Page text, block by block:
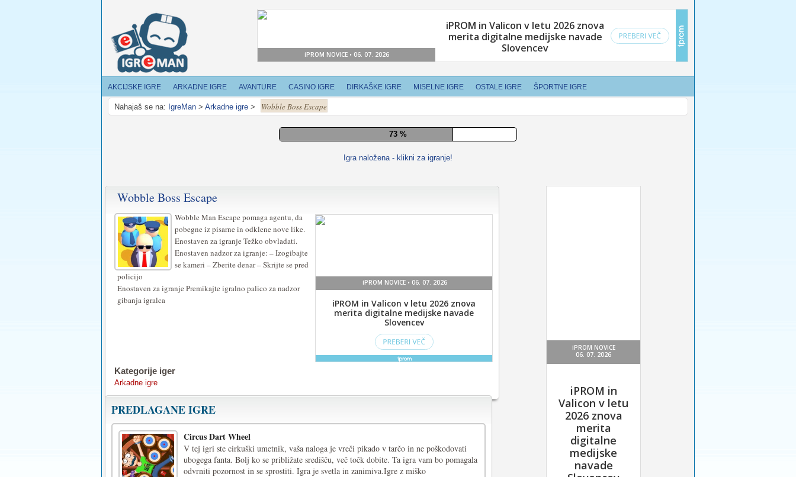
AKCIJSKE IGRE ARKADNE IGRE AVANTURE CASINO IGRE DIRKAŠKE IGRE MISELNE IGRE OSTALE IGRE ŠPORTNE IGRE
Nahajaš se na: IgreMan > Arkadne igre > Wobble Boss Escape
79 %
Igra naložena - klikni za igranje!
Wobble Boss Escape
Wobble Man Escape pomaga agentu, da
pobegne iz pisarne in odklene nove like.
Enostaven za igranje Težko obvladati.
Enostaven nadzor za igranje: – Izogibajte
se kameri – Zberite denar – Skrijte se pred
policijo
Enostaven za igranje Premikajte igralno palico za nadzor
gibanja igralca
Kategorije iger
Arkadne igre
PREDLAGANE IGRE
Circus Dart Wheel
V tej igri ste cirkuški umetnik, vaša naloga je vreči pikado v tarčo in ne poškodovati
ubogega fanta. Bolj ko se približate središču, več točk dobite. Ta igra vam bo pomagala
odvrniti pozornost in se sprostiti. Igra je svetla in zanimiva.Igre z miško